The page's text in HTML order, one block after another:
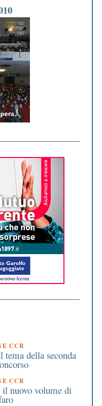
CCR
tema della seconda
CCR
nuovo volume di